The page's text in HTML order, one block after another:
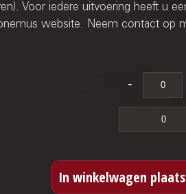
Voor iedere uitvoering heeft u
website. Neem contact op